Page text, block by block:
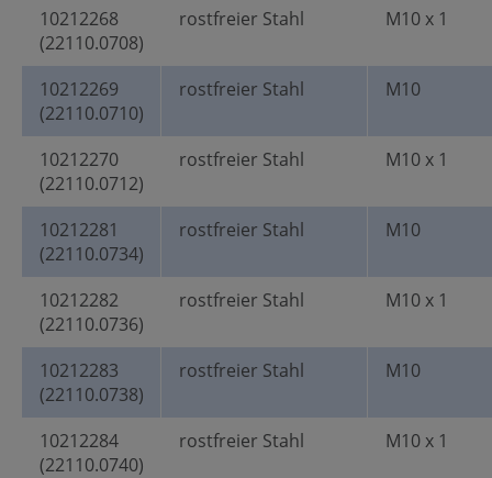
10212268
(22110.0708)
rostfreier Stahl M10 x 1
10212269
(22110.0710)
rostfreier Stahl M10
10212270
(22110.0712)
rostfreier Stahl M10 x 1
10212281
(22110.0734)
rostfreier Stahl M10
10212282
(22110.0736)
rostfreier Stahl M10 x 1
10212283
(22110.0738)
rostfreier Stahl M10
10212284
(22110.0740)
rostfreier Stahl M10 x 1